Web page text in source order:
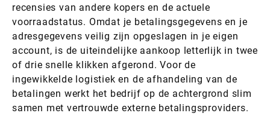
recensies van andere kopers en de actuele
voorraadstatus. Omdat je betalingsgegevens en je
adresgegevens veilig zijn opgeslagen in je eigen
account, is de uiteindelijke aankoop letterlijk in twee
of drie snelle klikken afgerond. Voor de
ingewikkelde logistiek en de afhandeling van de
betalingen werkt het bedrijf op de achtergrond slim
samen met vertrouwde externe betalingsproviders.